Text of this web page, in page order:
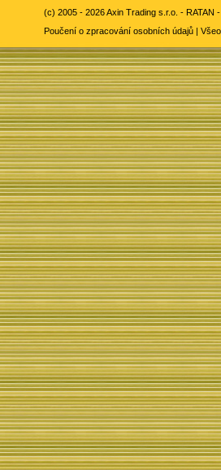
(c) 2005 - 2026 Axin Trading s.r.o. - RATAN
Poučení o zpracování osobních údajů |